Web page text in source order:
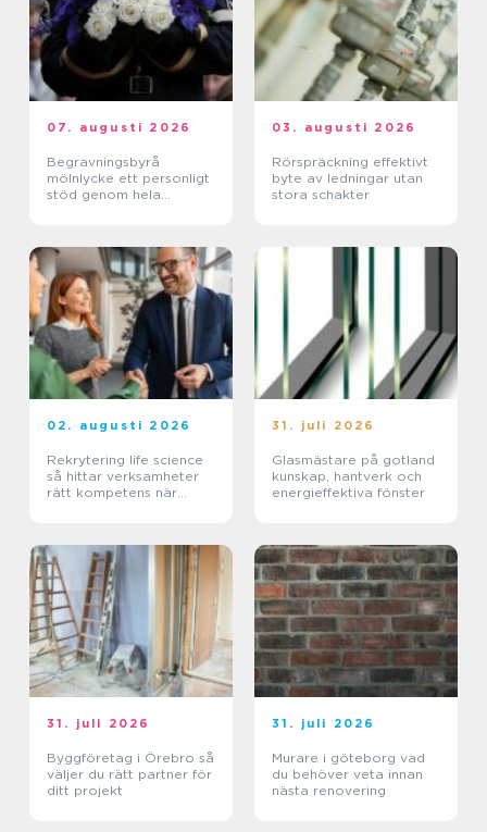
07. augusti 2026
Begravningsbyrå
mölnlycke ett personligt
stöd genom hela
03. augusti 2026
Rörspräckning effektivt
byte av ledningar utan
stora schakter
02. augusti 2026
Rekrytering life science
så hittar verksamheter
rätt kompetens när
31. juli 2026
Glasmästare på gotland
kunskap, hantverk och
energieffektiva fönster
31. juli 2026
Byggföretag i Örebro så
väljer du rätt partner för
ditt projekt
31. juli 2026
Murare i göteborg vad
du behöver veta innan
nästa renovering